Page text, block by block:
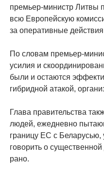
премьер-министр Литвы
всю Европейскую
за оперативные
По словам премьер-
усилия и
были и остаются
гибридной атакой,
Глава правительства
людей, ежедневно
границу ЕС с
говорить о
рано.